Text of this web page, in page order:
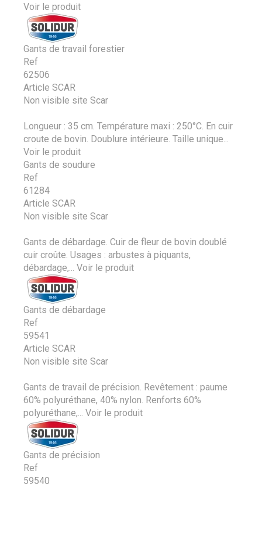
Voir le produit
Gants de travail forestier
Ref
62506
Article SCAR
Non visible site Scar
Longueur : 35 cm. Température maxi : 250°C. En cuir
croute de bovin. Doublure intérieure. Taille unique...
Voir le produit
Gants de soudure
Ref
61284
Article SCAR
Non visible site Scar
Gants de débardage. Cuir de fleur de bovin doublé
cuir croûte. Usages : arbustes à piquants,
débardage,...
Voir le produit
Gants de débardage
Ref
59541
Article SCAR
Non visible site Scar
Gants de travail de précision. Revêtement : paume
60% polyuréthane, 40% nylon. Renforts 60%
polyuréthane,...
Voir le produit
Gants de précision
Ref
59540